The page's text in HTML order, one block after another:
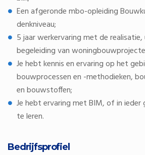
Een afgeronde mbo-opleiding
denkniveau;
5 jaar werkervaring met de
begeleiding van
Je hebt kennis en ervaring op het
bouwprocessen en -methodieken,
en bouwstoffen;
Je hebt ervaring met BIM, of in
te leren.
Bedrijfsprofiel